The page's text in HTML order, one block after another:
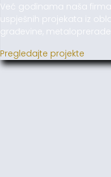
Već godinama naša
uspješnih projekata iz
građevine,
Pregledajte projekte